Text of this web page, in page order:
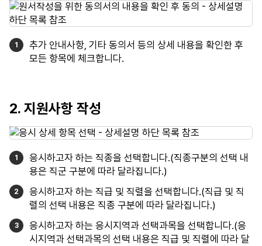
추가 안내사항, 기타 동의서 등의 상세 내용을 확인한 후
모든 항목에 체크합니다.
2. 지원사항 작성
응시하고자 하는 직종을 선택합니다.(직종구분의 선택 내
용은 직군 구분에 따라 달라집니다.)
응시하고자 하는 직급 및 직렬을 선택합니다.(직급 및 직
렬의 선택 내용은 직종 구분에 따라 달라집니다.)
응시하고자 하는 응시지역과 선택과목을 선택합니다.(응
시지역과 선택과목의 선택 내용은 직급 및 직렬에 따라 달